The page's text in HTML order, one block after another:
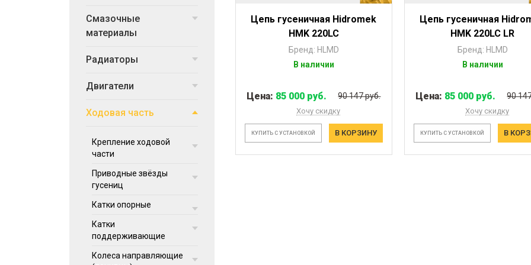
Смазочные
материалы
Радиаторы
Двигатели
Ходовая часть
Крепление ходовой
части
Приводные звёзды
гусениц
Катки опорные
Катки
поддерживающие
Колеса направляющие
Цепь гусеничная Hidromek
HMK 220LC
Бренд: HLMD
В наличии
Цена: 85 000 руб. 90 147 руб.
Хочу скидку
КУПИТЬ С УСТАНОВКОЙ В КОРЗИНУ
Цепь гусеничная
HMK 220LC LR
Бренд: HLMD
В наличии
Цена: 85 000 руб. 90
Хочу скидку
КУПИТЬ С УСТАНОВКОЙ В